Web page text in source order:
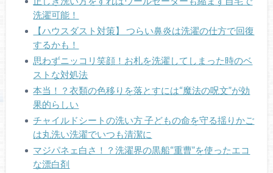
洗濯可能！
【ハウスダスト対策】 つらい鼻炎は洗濯の仕方で回復
するかも！
思わずニッコリ笑顔！お札を洗濯してしまった時のベ
ストな対処法
本当！？衣類の色移りを落とすには“魔法の呪文”が効
果的らしい
チャイルドシートの洗い方 子どもの命を守る揺りかご
は丸洗い洗濯でいつも清潔に
マジパネェ白さ！？洗濯界の黒船“重曹”を使ったエコ
な漂白剤